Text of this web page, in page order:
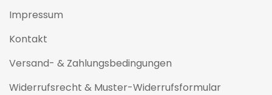
Impressum
Kontakt
Versand- & Zahlungsbedingungen
Widerrufsrecht & Muster-Widerrufsformular